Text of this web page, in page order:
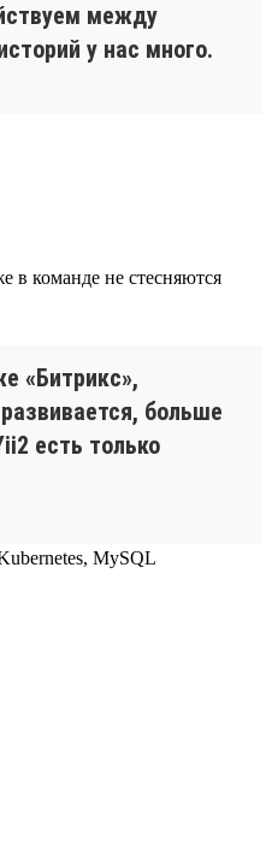
между
у нас много.
в команде не стесняются
«Битрикс»,
больше
есть только
MySQL